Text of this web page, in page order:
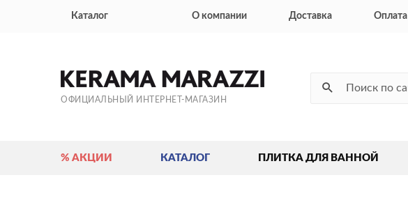
Каталог О компании Доставка Оплата
ОФИЦИАЛЬНЫЙ ИНТЕРНЕТ-МАГАЗИН
% АКЦИИ КАТАЛОГ ПЛИТКА ДЛЯ ВАННОЙ